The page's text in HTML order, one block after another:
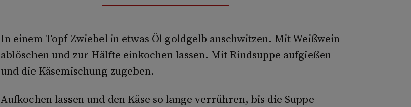
In einem Topf Zwiebel in etwas Öl goldgelb anschwitzen. Mit Weißwein
ablöschen und zur Hälfte einkochen lassen. Mit Rindsuppe aufgießen
und die Käsemischung zugeben.
Aufkochen lassen und den Käse so lange verrühren, bis die Suppe